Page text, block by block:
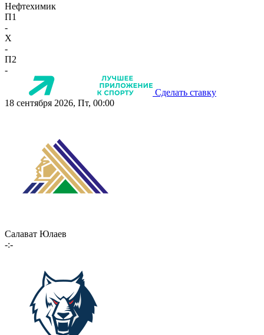
Нефтехимик
П1
-
X
-
П2
-
Сделать ставку
18 сентября 2026, Пт, 00:00
Салават Юлаев
-:-